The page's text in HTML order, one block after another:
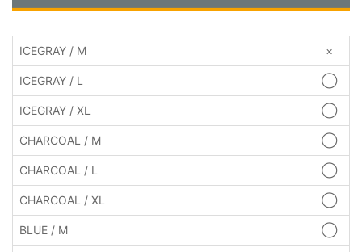
ICEGRAY / M ×
ICEGRAY / L ◯
ICEGRAY / XL ◯
CHARCOAL / M ◯
CHARCOAL / L ◯
CHARCOAL / XL ◯
BLUE / M ◯